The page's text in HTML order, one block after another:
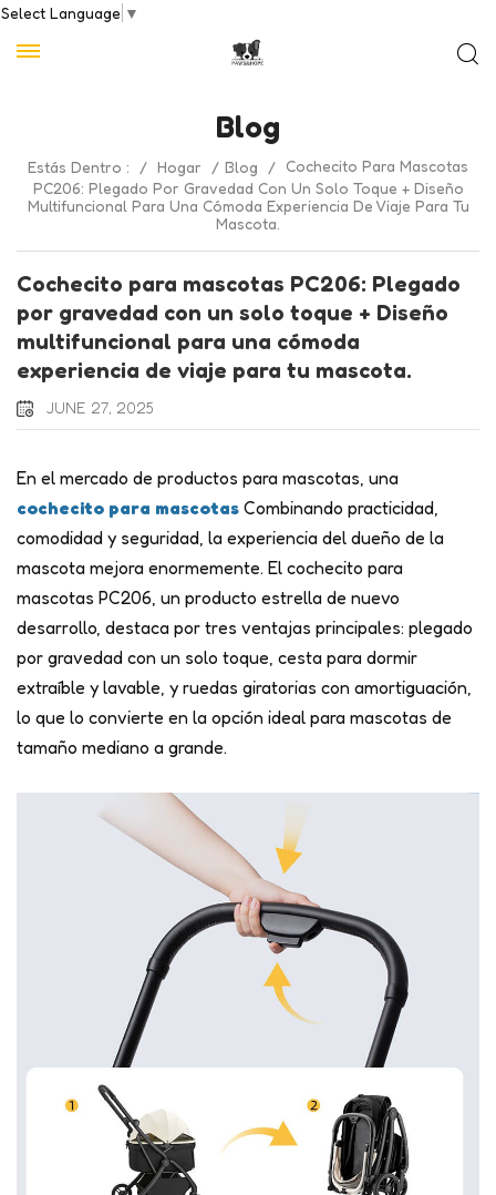
Select Language ▼
Blog
Estás Dentro : / Hogar / Blog / Cochecito Para Mascotas
PC206: Plegado Por Gravedad Con Un Solo Toque + Diseño
Multifuncional Para Una Cómoda Experiencia De Viaje Para Tu
Mascota.
Cochecito para mascotas PC206: Plegado
por gravedad con un solo toque + Diseño
multifuncional para una cómoda
experiencia de viaje para tu mascota.
JUNE 27, 2025
En el mercado de productos para mascotas, una
cochecito para mascotas Combinando practicidad,
comodidad y seguridad, la experiencia del dueño de la
mascota mejora enormemente. El cochecito para
mascotas PC206, un producto estrella de nuevo
desarrollo, destaca por tres ventajas principales: plegado
por gravedad con un solo toque, cesta para dormir
extraíble y lavable, y ruedas giratorias con amortiguación,
lo que lo convierte en la opción ideal para mascotas de
tamaño mediano a grande.